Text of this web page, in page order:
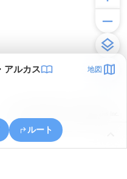
アルカス 地図
ルート